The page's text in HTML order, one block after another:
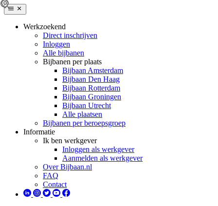
Werkzoekend
Direct inschrijven
Inloggen
Alle bijbanen
Bijbanen per plaats
Bijbaan Amsterdam
Bijbaan Den Haag
Bijbaan Rotterdam
Bijbaan Groningen
Bijbaan Utrecht
Alle plaatsen
Bijbanen per beroepsgroep
Informatie
Ik ben werkgever
Inloggen als werkgever
Aanmelden als werkgever
Over Bijbaan.nl
FAQ
Contact